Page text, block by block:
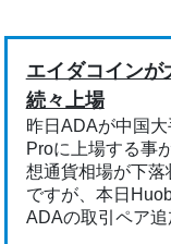
エイダコインが
続々上場
昨日ADAが中国
Proに上場する事
想通貨相場が下
ですが、本日
ADAの取引ペア追